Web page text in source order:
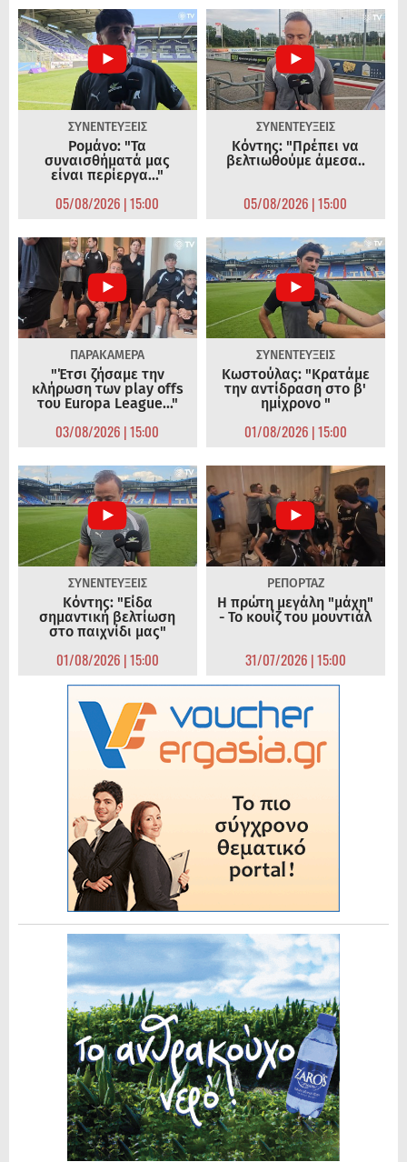
ΣΥΝΕΝΤΕΥΞΕΙΣ
Ρομάνο: "Τα
συναισθήματά μας
είναι περίεργα..."
05/08/2026 | 15:00
ΣΥΝΕΝΤΕΥΞΕΙΣ
Κόντης: "Πρέπει να
βελτιωθούμε άμεσα..
05/08/2026 | 15:00
ΠΑΡΑΚΑΜΕΡΑ
"Έτσι ζήσαμε την
κλήρωση των play offs
του Europa League..."
03/08/2026 | 15:00
ΣΥΝΕΝΤΕΥΞΕΙΣ
Κωστούλας: "Κρατάμε
την αντίδραση στο β'
ημίχρονο "
01/08/2026 | 15:00
ΣΥΝΕΝΤΕΥΞΕΙΣ
Κόντης: "Είδα
σημαντική βελτίωση
στο παιχνίδι μας"
01/08/2026 | 15:00
ΡΕΠΟΡΤΑΖ
Η πρώτη μεγάλη "μάχη"
- Το κουίζ του μουντιάλ
31/07/2026 | 15:00